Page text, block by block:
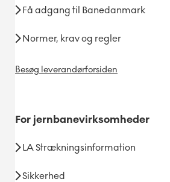
Få adgang til Banedanmark
Normer, krav og regler
Besøg leverandørforsiden
For jernbanevirksomheder
LA Strækningsinformation
Sikkerhed